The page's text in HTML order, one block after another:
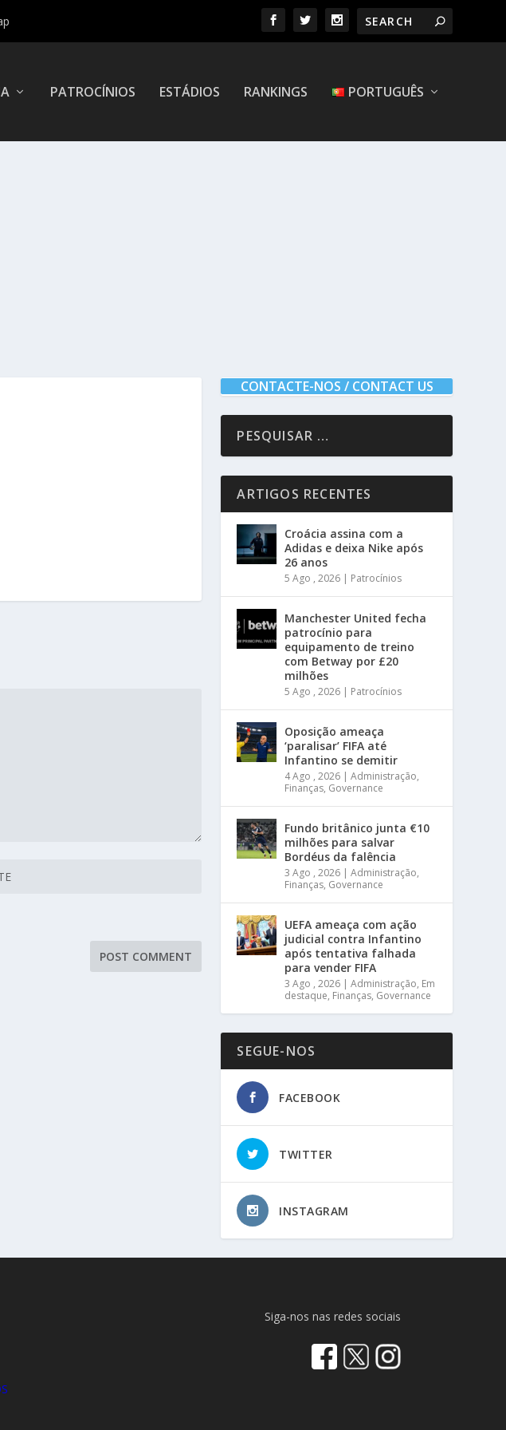
PATROCÍNIOS ESTÁDIOS RANKINGS PORTUGUÊS
CONTACTE-NOS / CONTACT US
ARTIGOS RECENTES
Croácia assina com a
Adidas e deixa Nike após
26 anos
5 Ago , 2026 | Patrocínios
Manchester United fecha
patrocínio para
equipamento de treino
com Betway por £20
milhões
5 Ago , 2026 | Patrocínios
Oposição ameaça
‘paralisar’ FIFA até
Infantino se demitir
4 Ago , 2026 |Administração,
Finanças, Governance
Fundo britânico junta €10
milhões para salvar
Bordéus da falência
3 Ago , 2026 |Administração,
Finanças, Governance
UEFA ameaça com ação
judicial contra Infantino
após tentativa falhada
para vender FIFA
3 Ago , 2026 |Administração, Em
destaque, Finanças, Governance
SEGUE-NOS
FACEBOOK
TWITTER
INSTAGRAM
Siga-nos nas redes sociais